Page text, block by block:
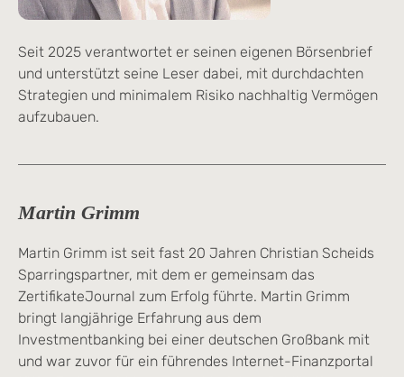
Seit 2025 verantwortet er seinen eigenen Börsenbrief
und unterstützt seine Leser dabei, mit durchdachten
Strategien und minimalem Risiko nachhaltig Vermögen
aufzubauen.
Martin Grimm
Martin Grimm ist seit fast 20 Jahren Christian Scheids
Sparringspartner, mit dem er gemeinsam das
ZertifikateJournal zum Erfolg führte. Martin Grimm
bringt langjährige Erfahrung aus dem
Investmentbanking bei einer deutschen Großbank mit
und war zuvor für ein führendes Internet-Finanzportal